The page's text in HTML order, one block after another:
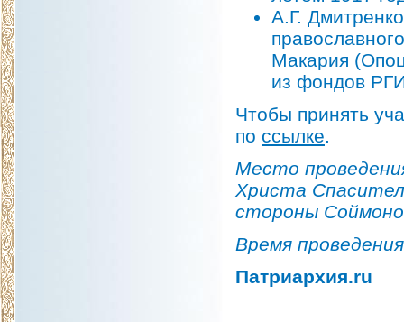
А.Г.
Макария
из фондов
Чтобы принять
по ссылке.
Место
Христа
стороны
Время
Патриархия.ru